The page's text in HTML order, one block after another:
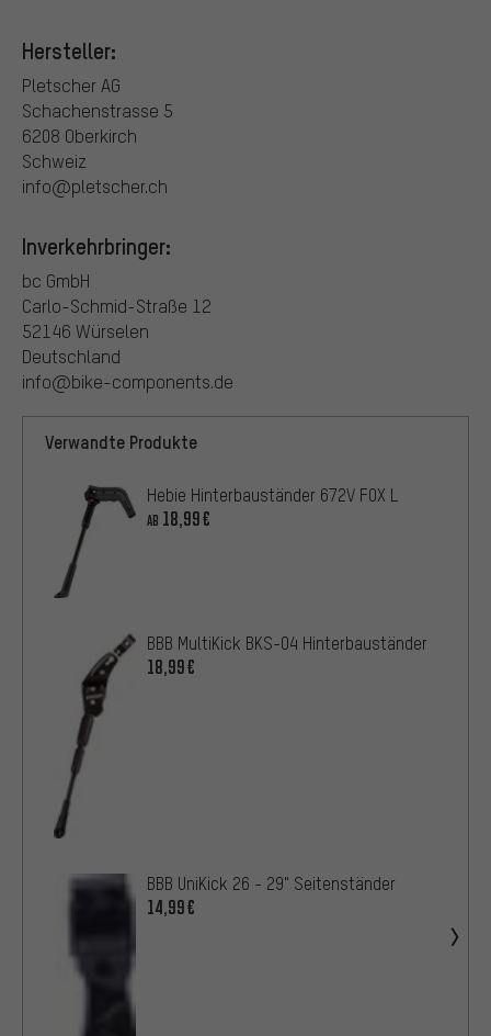
Hersteller:
Pletscher AG
Schachenstrasse 5
6208 Oberkirch
Schweiz
info@pletscher.ch
Inverkehrbringer:
bc GmbH
Carlo-Schmid-Straße 12
52146 Würselen
Deutschland
info@bike-components.de
Verwandte Produkte
Hebie Hinterbauständer 672V FOX L
AB 18,99€
BBB MultiKick BKS-04 Hinterbauständer
18,99€
BBB UniKick 26 - 29" Seitenständer
14,99€